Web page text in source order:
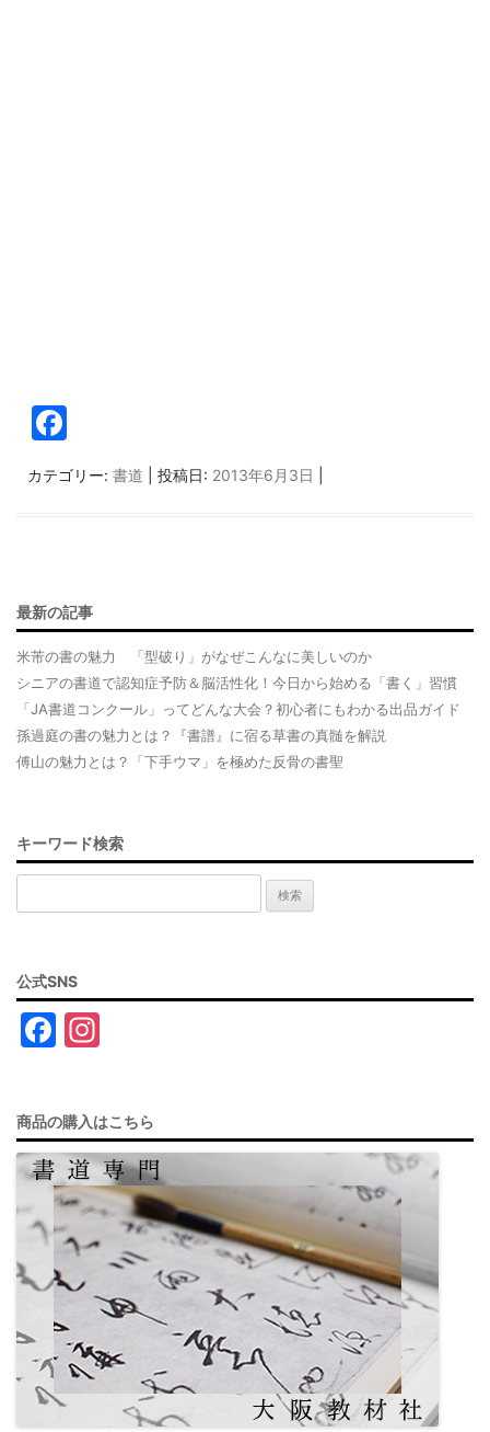
a
c
o
o
k
カテゴリー: 書道 | 投稿日: 2013年6月3日
最新の記事
米芾の書の魅力 「型破り」がなぜこんなに美しいのか
シニアの書道で認知症予防＆脳活性化！今日から始める「書く」習慣
「JA書道コンクール」ってどんな大会？初心者にもわかる出品ガイド
孫過庭の書の魅力とは？『書譜』に宿る草書の真髄を解説
傅山の魅力とは？「下手ウマ」を極めた反骨の書聖
キーワード検索
索:
公式SNS
F
e
b
o
o
k
gr
a
m
商品の購入はこちら